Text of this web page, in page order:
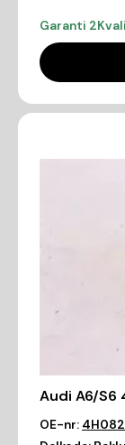
Garanti 2
Audi A6/S6
OE-nr: